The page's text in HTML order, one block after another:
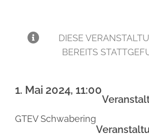
WIRTSCHAFT
UNSER ORT
DIESE
BEREITS
1. Mai 2024, 11:00
GTEV Schwabering